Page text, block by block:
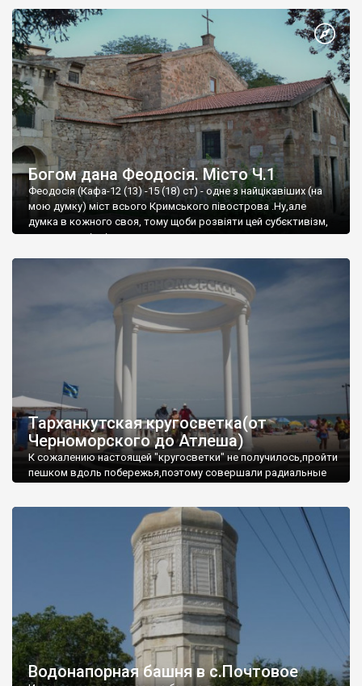
Богом дана Феодосія. Місто Ч.1
Феодосія (Кафа-12 (13) -15 (18) ст) - одне з найцікавіших (на
мою думку) міст всього Кримського півострова .Ну,але
думка в кожного своя, тому щоби розвіяти цей субєктивізм,
запрошую відвідати це
Тарханкутская кругосветка(от
Черноморского до Атлеша)
К сожалению настоящей "кругосветки" не получилось,пройти
пешком вдоль побережья,поэтому совершали радиальные
Водонапорная башня в с.Почтовое